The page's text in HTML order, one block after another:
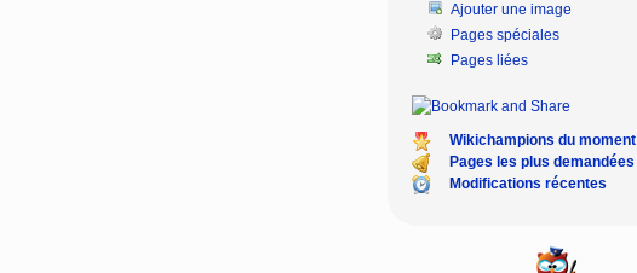
Ajouter une image
Pages spéciales
Pages liées
Wikichampions du moment
Pages les plus demandées
Modifications récentes